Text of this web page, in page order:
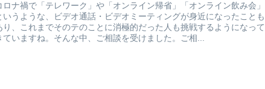
ロナ禍で「テレワーク」や「オンライン帰省」「オンライン飲み会」
いうような、ビデオ通話・ビデオミーティングが身近になったことも
り、これまでそのテのことに消極的だった人も挑戦するようになって
ていますね。そんな中、ご相談を受けました。ご相...